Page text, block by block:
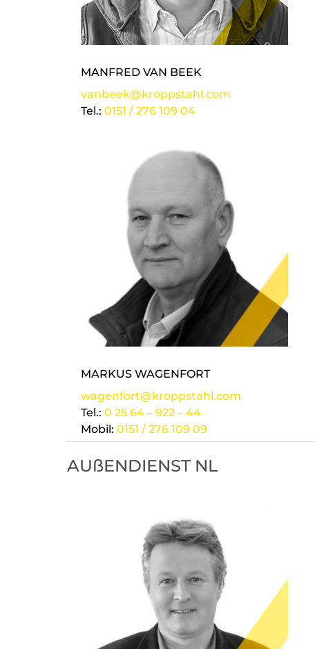
MANFRED VAN BEEK
vanbeek@kroppstahl.com
Tel.: 0151 / 276 109 04
MARKUS WAGENFORT
wagenfort@kroppstahl.com
Tel.: 0 25 64 – 922 – 44
Mobil: 0151 / 276 109 09
AUßENDIENST NL